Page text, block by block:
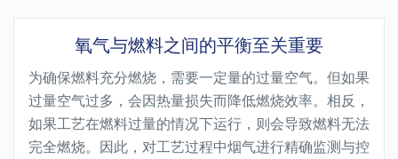
氧气与燃料之间的平衡至关重要
为确保燃料充分燃烧，需要一定量的过量空气。但如果
过量空气过多，会因热量损失而降低燃烧效率。相反，
如果工艺在燃料过量的情况下运行，则会导致燃料无法
完全燃烧。因此，对工艺过程中烟气进行精确监测与控